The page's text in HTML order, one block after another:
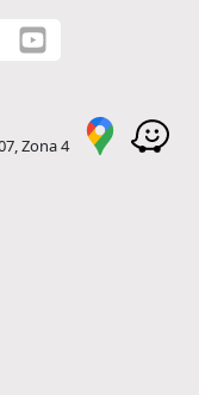
Zona 4